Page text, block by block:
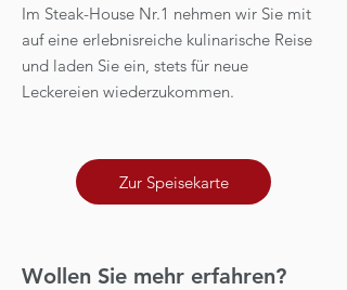
Im Steak-House Nr.1 nehmen wir Sie mit
auf eine erlebnisreiche kulinarische Reise
und laden Sie ein, stets für neue
Leckereien wiederzukommen.
Zur Speisekarte
Wollen Sie mehr erfahren?